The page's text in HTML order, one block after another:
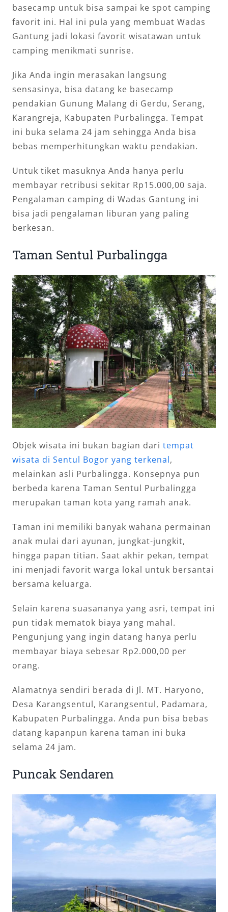
basecamp untuk bisa sampai ke spot camping
favorit ini. Hal ini pula yang membuat Wadas
Gantung jadi lokasi favorit wisatawan untuk
camping menikmati sunrise.
Jika Anda ingin merasakan langsung
sensasinya, bisa datang ke basecamp
pendakian Gunung Malang di Gerdu, Serang,
Karangreja, Kabupaten Purbalingga. Tempat
ini buka selama 24 jam sehingga Anda bisa
bebas memperhitungkan waktu pendakian.
Untuk tiket masuknya Anda hanya perlu
membayar retribusi sekitar Rp15.000,00 saja.
Pengalaman camping di Wadas Gantung ini
bisa jadi pengalaman liburan yang paling
berkesan.
Taman Sentul Purbalingga
Objek wisata ini bukan bagian dari tempat
wisata di Sentul Bogor yang terkenal,
melainkan asli Purbalingga. Konsepnya pun
berbeda karena Taman Sentul Purbalingga
merupakan taman kota yang ramah anak.
Taman ini memiliki banyak wahana permainan
anak mulai dari ayunan, jungkat-jungkit,
hingga papan titian. Saat akhir pekan, tempat
ini menjadi favorit warga lokal untuk bersantai
bersama keluarga.
Selain karena suasananya yang asri, tempat ini
pun tidak mematok biaya yang mahal.
Pengunjung yang ingin datang hanya perlu
membayar biaya sebesar Rp2.000,00 per
orang.
Alamatnya sendiri berada di Jl. MT. Haryono,
Desa Karangsentul, Karangsentul, Padamara,
Kabupaten Purbalingga. Anda pun bisa bebas
datang kapanpun karena taman ini buka
selama 24 jam.
Puncak Sendaren